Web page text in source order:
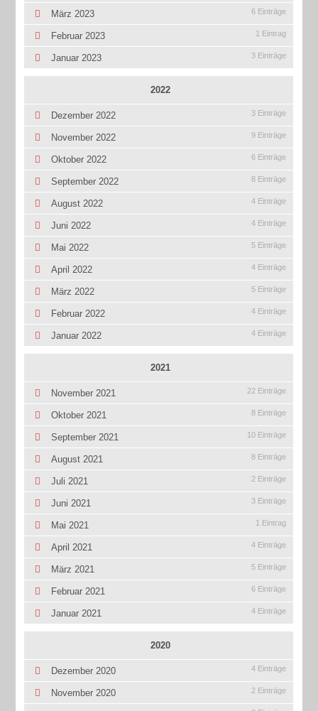
März 2023 6 Einträge
Februar 2023 1 Eintrag
Januar 2023 3 Einträge
2022
Dezember 2022 3 Einträge
November 2022 9 Einträge
Oktober 2022 6 Einträge
September 2022 8 Einträge
August 2022 4 Einträge
Juni 2022 4 Einträge
Mai 2022 5 Einträge
April 2022 4 Einträge
März 2022 5 Einträge
Februar 2022 4 Einträge
Januar 2022 4 Einträge
2021
November 2021 22 Einträge
Oktober 2021 8 Einträge
September 2021 10 Einträge
August 2021 8 Einträge
Juli 2021 2 Einträge
Juni 2021 3 Einträge
Mai 2021 1 Eintrag
April 2021 4 Einträge
März 2021 5 Einträge
Februar 2021 6 Einträge
Januar 2021 4 Einträge
2020
Dezember 2020 4 Einträge
November 2020 2 Einträge